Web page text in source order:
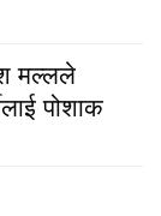
मल्लले
पोशाक